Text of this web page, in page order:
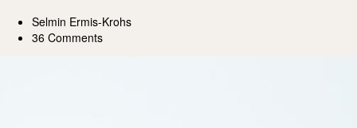
Selmin Ermis-Krohs
36 Comments